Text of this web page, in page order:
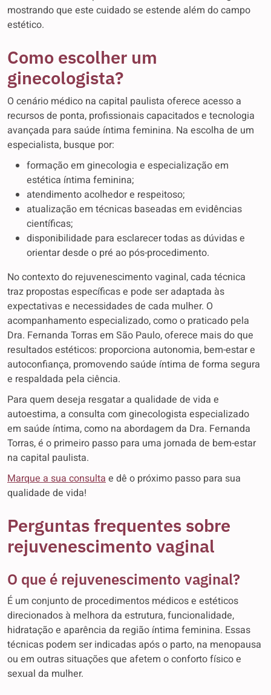
mostrando que este cuidado se estende além do campo
estético.
Como escolher um
ginecologista?
O cenário médico na capital paulista oferece acesso a
recursos de ponta, profissionais capacitados e tecnologia
avançada para saúde íntima feminina. Na escolha de um
especialista, busque por:
formação em ginecologia e especialização em
estética íntima feminina;
atendimento acolhedor e respeitoso;
atualização em técnicas baseadas em evidências
científicas;
disponibilidade para esclarecer todas as dúvidas e
orientar desde o pré ao pós-procedimento.
No contexto do rejuvenescimento vaginal, cada técnica
traz propostas específicas e pode ser adaptada às
expectativas e necessidades de cada mulher. O
acompanhamento especializado, como o praticado pela
Dra. Fernanda Torras em São Paulo, oferece mais do que
resultados estéticos: proporciona autonomia, bem-estar e
autoconfiança, promovendo saúde íntima de forma segura
e respaldada pela ciência.
Para quem deseja resgatar a qualidade de vida e
autoestima, a consulta com ginecologista especializado
em saúde íntima, como na abordagem da Dra. Fernanda
Torras, é o primeiro passo para uma jornada de bem-estar
na capital paulista.
Marque a sua consultae dê o próximo passo para sua
qualidade de vida!
Perguntas frequentes sobre
rejuvenescimento vaginal
O que é rejuvenescimento vaginal?
É um conjunto de procedimentos médicos e estéticos
direcionados à melhora da estrutura, funcionalidade,
hidratação e aparência da região íntima feminina. Essas
técnicas podem ser indicadas após o parto, na menopausa
ou em outras situações que afetem o conforto físico e
sexual da mulher.